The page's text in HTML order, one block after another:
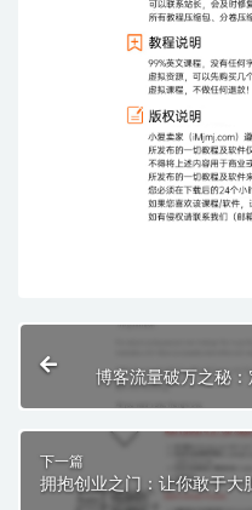
博客流量破万之秘
下一篇
拥抱创业之门：让你敢于大
年MBA的精华打包成书）